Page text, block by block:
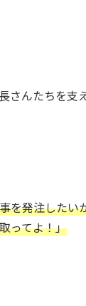
さんたちを支え
を発注したい
ってよ！」